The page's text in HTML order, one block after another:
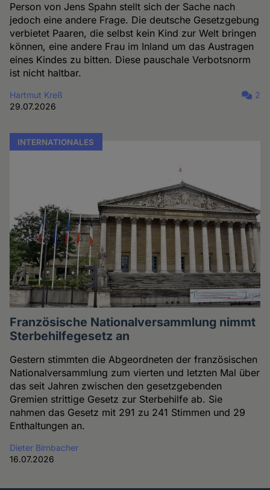
Person von Jens Spahn stellt sich der Sache nach
jedoch eine andere Frage. Die deutsche Gesetzgebung
verbietet Paaren, die selbst kein Kind zur Welt bringen
können, eine andere Frau im Inland um das Austragen
eines Kindes zu bitten. Diese pauschale Verbotsnorm
ist nicht haltbar.
Hartmut Kreß
29.07.2026
2
INTERNATIONALES
Französische Nationalversammlung nimmt
Sterbehilfegesetz an
Gestern stimmten die Abgeordneten der französischen
Nationalversammlung zum vierten und letzten Mal über
das seit Jahren zwischen den gesetzgebenden
Gremien strittige Gesetz zur Sterbehilfe ab. Sie
nahmen das Gesetz mit 291 zu 241 Stimmen und 29
Enthaltungen an.
Dieter Birnbacher
16.07.2026